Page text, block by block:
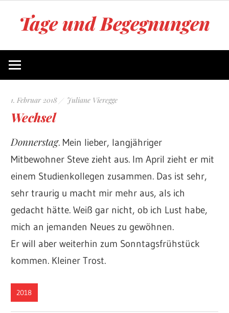
Tage und Begegnungen
von
1. Februar 2018 Juliane Vieregge
Wechsel
Donnerstag. Mein lieber, langjähriger
Mitbewohner Steve zieht aus. Im April zieht er mit
einem Studienkollegen zusammen. Das ist sehr,
sehr traurig u macht mir mehr aus, als ich
gedacht hätte. Weiß gar nicht, ob ich Lust habe,
mich an jemanden Neues zu gewöhnen.
Er will aber weiterhin zum Sonntagsfrühstück
kommen. Kleiner Trost.
2018